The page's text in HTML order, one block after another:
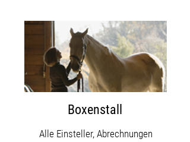
Boxenstall
Alle Einsteller, Abrechnungen